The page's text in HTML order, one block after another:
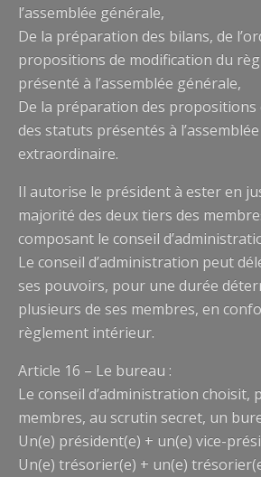
l’assemblée générale,
De la préparation des bilans, de
propositions de modification du
présenté à l’assemblée générale,
De la préparation des propositions
des statuts présentés à
extraordinaire.
Il autorise le président à ester en
majorité des deux tiers des
composant le conseil
Le conseil d’administration peut
ses pouvoirs, pour une durée
plusieurs de ses membres, en
règlement intérieur.
Article 16 – Le bureau :
Le conseil d’administration choisit,
membres, au scrutin secret, un
Un(e) président(e) + un(e) vice-
Un(e) trésorier(e) + un(e)